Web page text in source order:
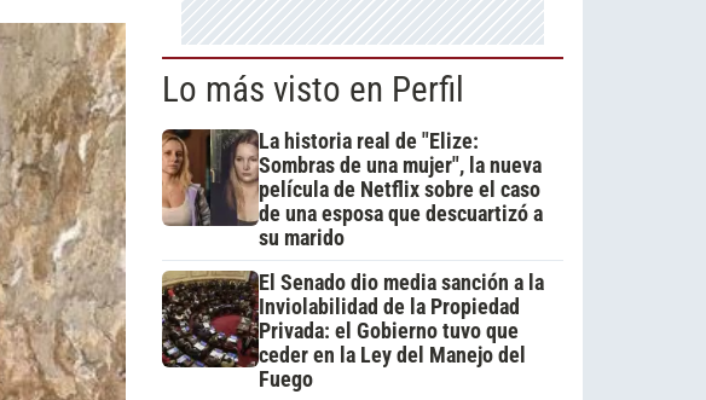
Lo más visto en Perfil
La historia real de "Elize:
Sombras de una mujer", la nueva
película de Netflix sobre el caso
de una esposa que descuartizó a
su marido
El Senado dio media sanción a la
Inviolabilidad de la Propiedad
Privada: el Gobierno tuvo que
ceder en la Ley del Manejo del
Fuego